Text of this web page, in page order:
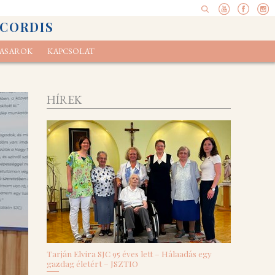
KAPCSOLAT
HÍREK
Tarján Elvira SJC 95 éves lett – Hálaadás egy
gazdag életért – JSZTIO